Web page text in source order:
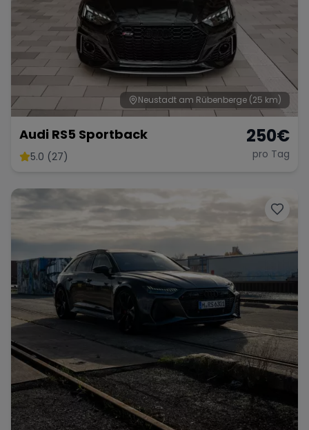
Neustadt am Rübenberge (25 km)
Audi RS5 Sportback
5.0 (27)
250€
pro Tag